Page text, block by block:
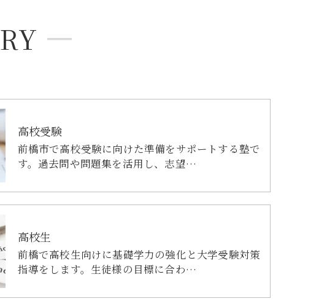
高校受験
前橋市で高校受験に向けた準備をサポートする塾で
す。過去問や問題集を活用し、志望…
高校生
前橋で高校生向けに基礎学力の強化と大学受験対策
指導をします。生徒様の目標に合わ…